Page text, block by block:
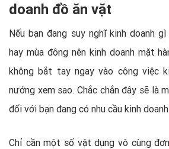
doanh đồ ăn vặt
Nếu bạn đang suy nghĩ kinh doanh
hay mùa đông nên kinh doanh mặt
không bắt tay ngay vào công việc
nướng xem sao. Chắc chắn đây sẽ là
đối với bạn đang có nhu cầu kinh
Chỉ cần một số vật dụng vô cùng